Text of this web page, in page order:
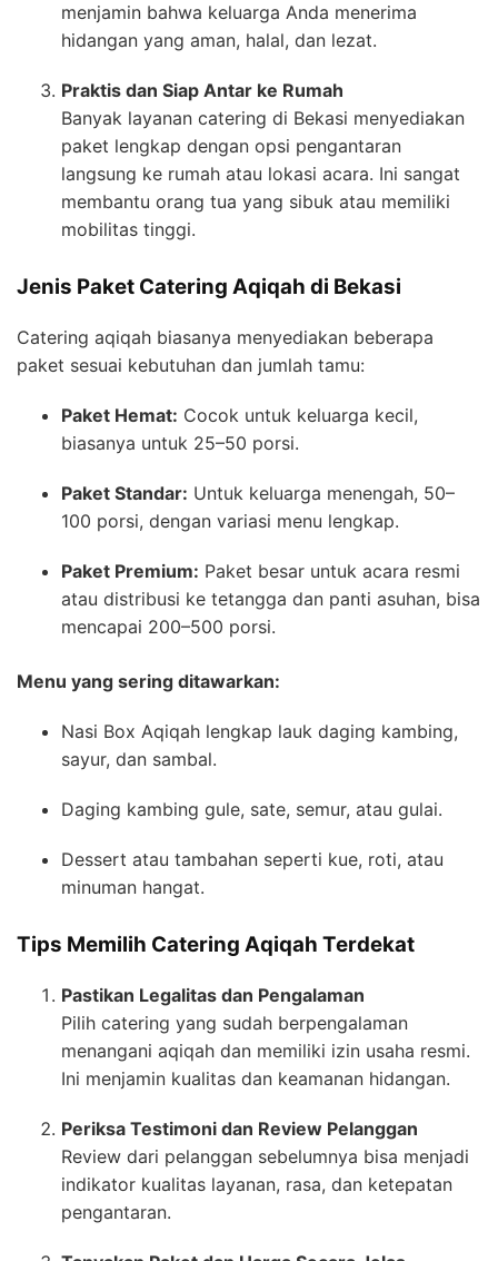
menjamin bahwa keluarga Anda menerima
hidangan yang aman, halal, dan lezat.
Praktis dan Siap Antar ke Rumah
Banyak layanan catering di Bekasi menyediakan
paket lengkap dengan opsi pengantaran
langsung ke rumah atau lokasi acara. Ini sangat
membantu orang tua yang sibuk atau memiliki
mobilitas tinggi.
Jenis Paket Catering Aqiqah di Bekasi
Catering aqiqah biasanya menyediakan beberapa
paket sesuai kebutuhan dan jumlah tamu:
Paket Hemat: Cocok untuk keluarga kecil,
biasanya untuk 25–50 porsi.
Paket Standar: Untuk keluarga menengah, 50–
100 porsi, dengan variasi menu lengkap.
Paket Premium: Paket besar untuk acara resmi
atau distribusi ke tetangga dan panti asuhan, bisa
mencapai 200–500 porsi.
Menu yang sering ditawarkan:
Nasi Box Aqiqah lengkap lauk daging kambing,
sayur, dan sambal.
Daging kambing gule, sate, semur, atau gulai.
Dessert atau tambahan seperti kue, roti, atau
minuman hangat.
Tips Memilih Catering Aqiqah Terdekat
Pastikan Legalitas dan Pengalaman
Pilih catering yang sudah berpengalaman
menangani aqiqah dan memiliki izin usaha resmi.
Ini menjamin kualitas dan keamanan hidangan.
Periksa Testimoni dan Review Pelanggan
Review dari pelanggan sebelumnya bisa menjadi
indikator kualitas layanan, rasa, dan ketepatan
pengantaran.